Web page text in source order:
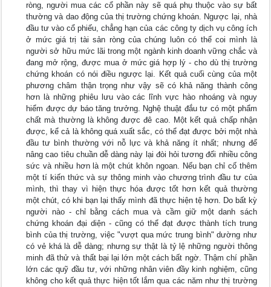
ròng, người mua các cổ phần này sẽ quá phụ thuộc vào sự bất
thường và dao động của thị trường chứng khoán. Ngược lại, nhà
đầu tư vào cổ phiếu, chẳng hạn của các công ty dịch vụ công ích
ở mức giá trị tài sản ròng của chúng luôn có thể coi mình là
người sở hữu mức lãi trong một ngành kinh doanh vững chắc và
đang mở rộng, được mua ở mức giá hợp lý - cho dù thị trường
chứng khoán có nói điều ngược lại. Kết quả cuối cùng của một
phương châm thận trọng như vậy sẽ có khả năng thành công
hơn là những phiêu lưu vào các lĩnh vực hào nhoáng và nguy
hiểm được dự báo tăng trưởng. Nghệ thuật đắu tư có một phẩm
chất mà thường là không được đê cao. Một kết quả chấp nhận
được, kể cả là không quá xuất sắc, có thể đạt được bởi một nhà
đầu tư bình thường với nỗ lực và khả năng ít nhất; nhưng để
nâng cao tiêu chuần dễ dàng này lại đòi hỏi tương đối nhiều công
sức và nhiều hơn là một chút khôn ngoan. Nếu bạn chỉ cố thêm
một tí kiến thức và sự thông minh vào chương trình đầu tư của
mình, thì thay vì hiện thực hóa được tốt hơn kết quả thường
một chút, có khi bạn lại thấy mình đã thực hiện tệ hơn. Do bất kỳ
người nào - chỉ bằng cách mua và cầm giữ một danh sách
chứng khoán đại diện - cũng có thể đạt được thành tích trung
bình của thị trường, việc "vượt qua mức trung bình" dường như
có vẻ khá là dễ dàng; nhưng sự thật là tỷ lệ những người thông
minh đã thử và thất bại lại lớn một cách bất ngờ. Thậm chí phần
lớn các quỹ đầu tư, với những nhân viên đầy kinh nghiệm, cũng
không cho kết quả thực hiện tốt lắm qua các năm như thị trường